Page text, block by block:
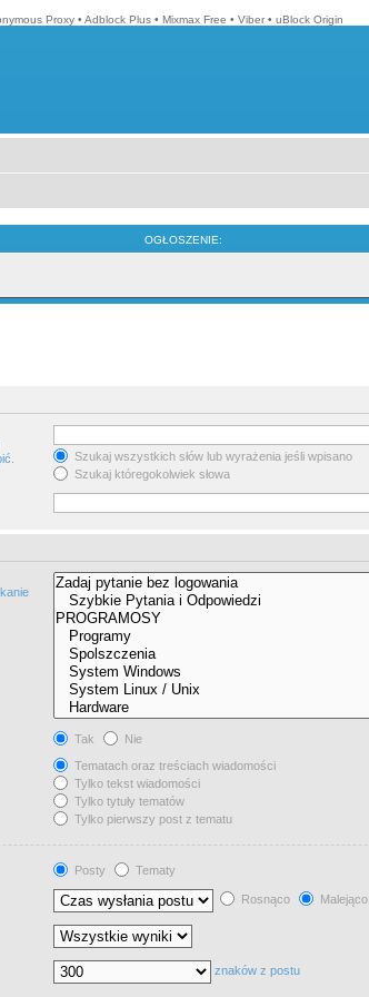
Proxy • Adblock Plus • Mixmax Free • Viber • uBlock Origin
OGŁOSZENIE:
Szukaj wszystkich słów lub wyrażenia jeśli wpisano
Szukaj któregokolwiek słowa
Tak
Nie
Tematach oraz treściach wiadomości
Tylko tekst wiadomości
Tylko tytuły tematów
Tylko pierwszy post z tematu
Posty
Tematy
Rosnąco Malejąco
znaków z postu